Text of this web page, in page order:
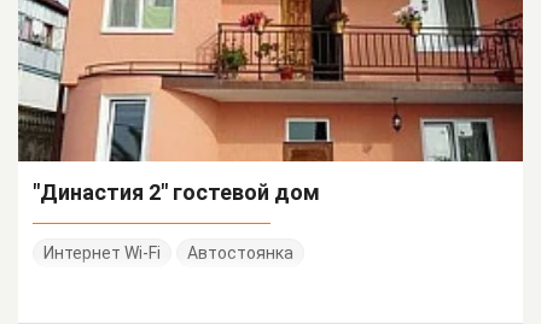
"Династия 2" гостевой дом
Интернет Wi-Fi Автостоянка